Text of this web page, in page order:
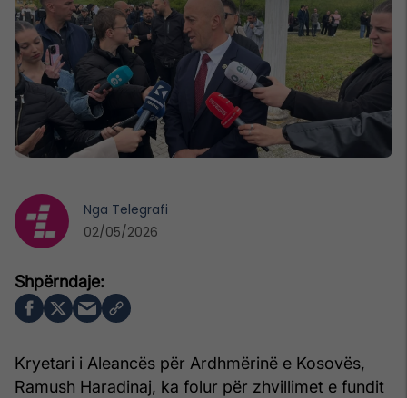
Kryetari i Aleancës për Ardhmërinë e Kosovës,
Ramush Haradinaj, ka folur për zhvillimet e fundit
Nga Telegrafi
02/05/2026